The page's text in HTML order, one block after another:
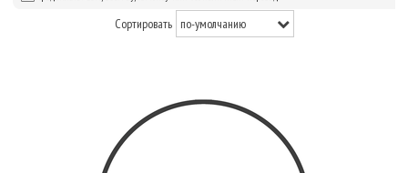
Сортировать